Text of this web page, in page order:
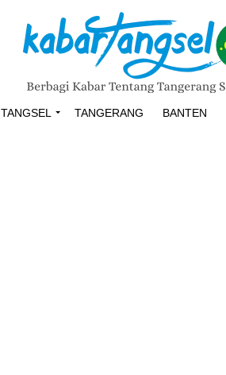
TANGSEL TANGERANG BANTEN